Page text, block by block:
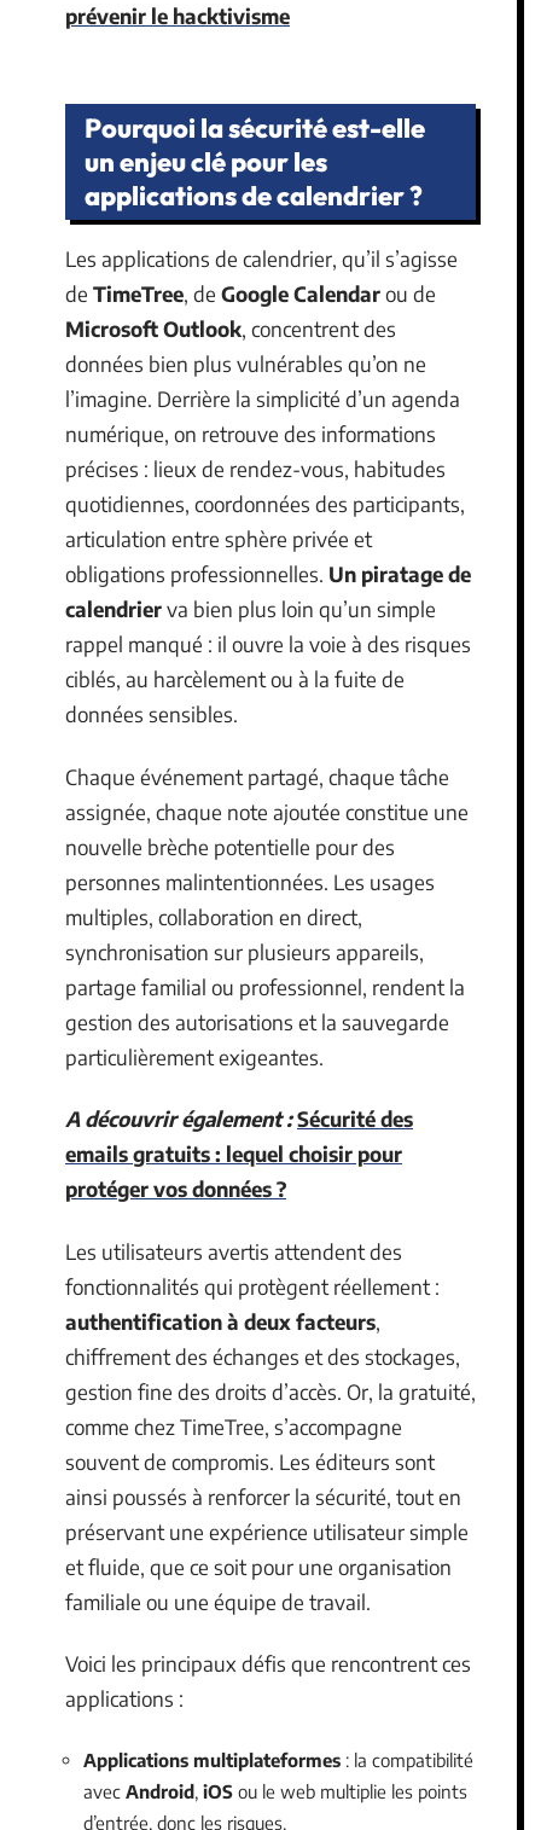
prévenir le hacktivisme
Pourquoi la sécurité est-elle
un enjeu clé pour les
applications de calendrier ?
Les applications de calendrier, qu’il s’agisse
de TimeTree, de Google Calendarou de
Microsoft Outlook, concentrent des
données bien plus vulnérables qu’on ne
l’imagine. Derrière la simplicité d’un agenda
numérique, on retrouve des informations
précises : lieux de rendez-vous, habitudes
quotidiennes, coordonnées des participants,
articulation entre sphère privée et
obligations professionnelles. Un piratage de
calendrierva bien plus loin qu’un simple
rappel manqué : il ouvre la voie à des risques
ciblés, au harcèlement ou à la fuite de
données sensibles.
Chaque événement partagé, chaque tâche
assignée, chaque note ajoutée constitue une
nouvelle brèche potentielle pour des
personnes malintentionnées. Les usages
multiples, collaboration en direct,
synchronisation sur plusieurs appareils,
partage familial ou professionnel, rendent la
gestion des autorisations et la sauvegarde
particulièrement exigeantes.
A découvrir également :Sécurité des
emails gratuits : lequel choisir pour
protéger vos données ?
Les utilisateurs avertis attendent des
fonctionnalités qui protègent réellement :
authentification à deux facteurs,
chiffrement des échanges et des stockages,
gestion fine des droits d’accès. Or, la gratuité,
comme chez TimeTree, s’accompagne
souvent de compromis. Les éditeurs sont
ainsi poussés à renforcer la sécurité, tout en
préservant une expérience utilisateur simple
et fluide, que ce soit pour une organisation
familiale ou une équipe de travail.
Voici les principaux défis que rencontrent ces
applications :
Applications multiplateformes : la compatibilité
avec Android iOS ou le web multiplie les points
d’entrée, donc les risques.